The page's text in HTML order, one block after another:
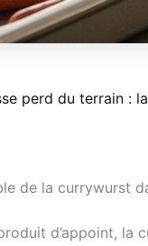
perd du terrain :
de la currywurst
d’appoint,